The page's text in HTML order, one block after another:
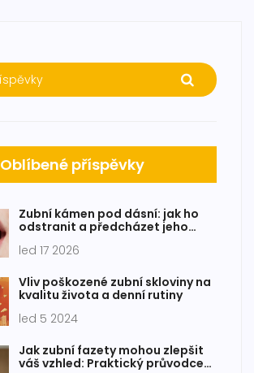
Oblíbené příspěvky
Zubní kámen pod dásní: jak ho
odstranit a předcházet jeho
led 17 2026
Vliv poškozené zubní skloviny na
kvalitu života a denní rutiny
led 5 2024
Jak zubní fazety mohou zlepšit
váš vzhled: Praktický průvodce